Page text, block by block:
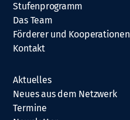
Stufenprogramm
Das Team
Förderer und Kooperationen
Kontakt
Aktuelles
Neues aus dem Netzwerk
Termine